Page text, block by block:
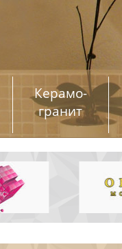
Керамо­
гранит